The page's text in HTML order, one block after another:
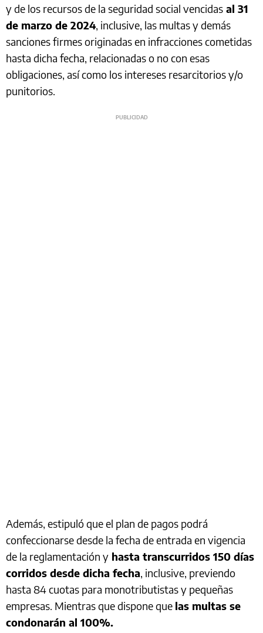
y de los recursos de la seguridad social vencidas al 31
de marzo de 2024, inclusive, las multas y demás
sanciones firmes originadas en infracciones cometidas
hasta dicha fecha, relacionadas o no con esas
obligaciones, así como los intereses resarcitorios y/o
punitorios.
Además, estipuló que el plan de pagos podrá
confeccionarse desde la fecha de entrada en vigencia
de la reglamentación y hasta transcurridos 150 días
corridos desde dicha fecha, inclusive, previendo
hasta 84 cuotas para monotributistas y pequeñas
empresas. Mientras que dispone que las multas se
condonarán al 100%.